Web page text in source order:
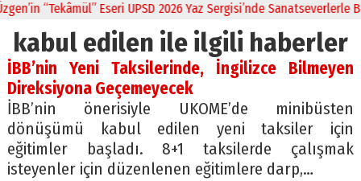
“Tekâmül” Eseri UPSD 2026 Yaz Sergisi’nde Sanatseverlerle
kabul edilen ile ilgili haberler
İBB’nin Yeni Taksilerinde, İngilizce Bilmeyen
Direksiyona Geçemeyecek
İBB’nin önerisiyle UKOME’de minibüsten
dönüşümü kabul edilen yeni taksiler için
eğitimler başladı. 8+1 taksilerde çalışmak
isteyenler için düzenlenen eğitimlere darp,…